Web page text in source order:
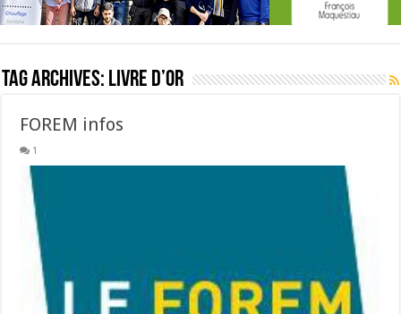
Tag Archives: Livre d’or
FOREM infos
1